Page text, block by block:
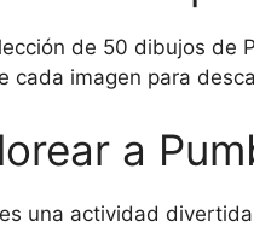
de 50 dibujos de
cada imagen para
a
una actividad